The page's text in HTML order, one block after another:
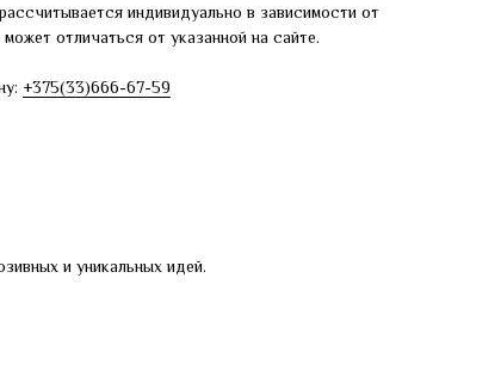
индивидуально в зависимости от
отличаться от указанной на сайте.
+375(33)666-67-59
и уникальных идей.